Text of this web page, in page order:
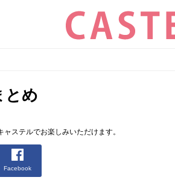
とめ
ステルでお楽しみいただけます。
Facebook